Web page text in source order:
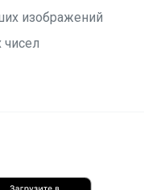
изображений